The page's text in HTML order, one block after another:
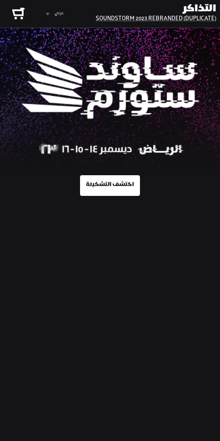
التذاكر
SOUNDSTORM 2023 REBRANDED (DUPLICATE)
عربي
اكتشف التشكيلة